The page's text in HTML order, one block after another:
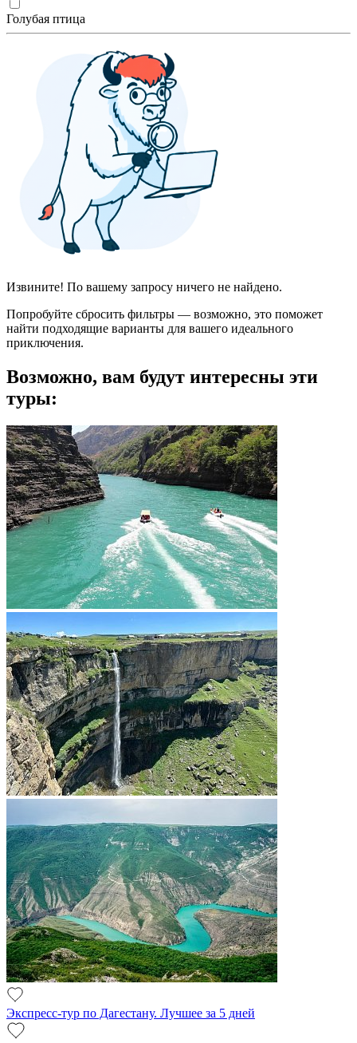
Голубая птица
Извините! По вашему запросу ничего не найдено.
Попробуйте сбросить фильтры — возможно, это поможет
найти подходящие варианты для вашего идеального
приключения.
Возможно, вам будут интересны эти
туры:
Экспресс-тур по Дагестану. Лучшее за 5 дней